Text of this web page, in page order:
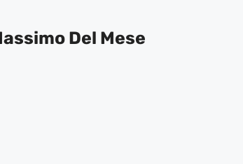
Del Mese